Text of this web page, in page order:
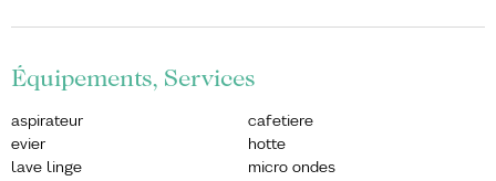
Équipements, Services
aspirateur
cafetiere
evier
hotte
lave linge
micro ondes